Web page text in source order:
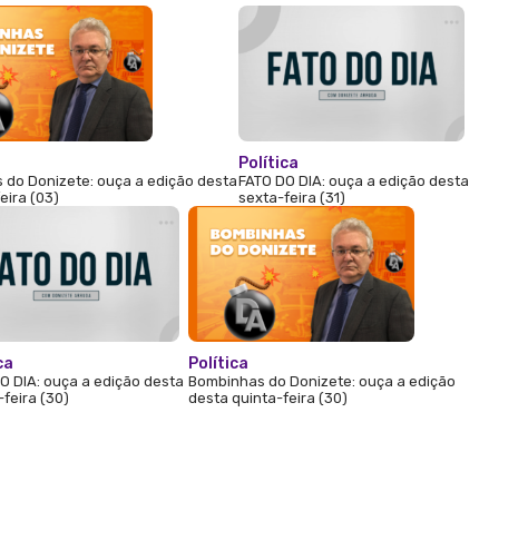
do Donizete: ouça a edição desta
(03)
Política
FATO DO DIA: ouça a edição desta
sexta-feira (31)
DIA: ouça a edição desta
(30)
Política
Bombinhas do Donizete: ouça a edição
desta quinta-feira (30)